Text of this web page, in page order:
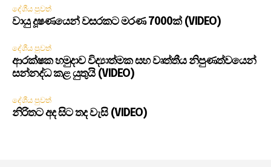
දේශීය පුවත්
වායු දූෂණයෙන් වසරකට මරණ 7000ක් (VIDEO)
දේශීය පුවත්
ආරක්ෂක හමුදාව විද්‍යාත්මක සහ වෘත්තීය නිපුණත්වයෙන්
සන්නද්ධ කළ යුතුයි (VIDEO)
දේශීය පුවත්
නිරිතට අද සිට තද වැසි (VIDEO)